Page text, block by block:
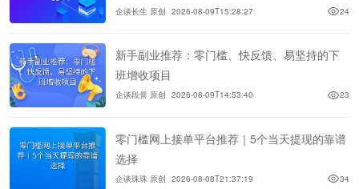
企谈长生 原创 2026-08-09T15:28:27 24
新手副业推荐：零门槛、快反馈、易坚持的下
班增收项目
企谈段誉 原创 2026-08-09T14:53:40 23
零门槛网上接单平台推荐｜5个当天提现的靠谱
选择
企谈珠珠 原创 2026-08-08T21:37:19 34